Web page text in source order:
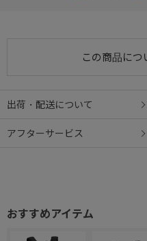
スタンダードなブラックはもち
この商品につ
出荷・配送について
アフターサービス